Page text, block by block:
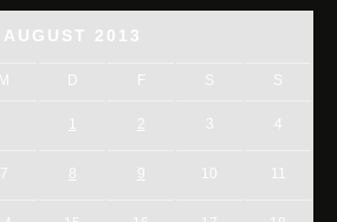
AUGUST 2013
M D F S S
1 2 3
7 8 9 10 11